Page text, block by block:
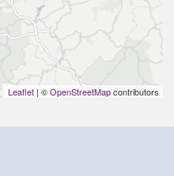
Leaflet | ©OpenStreetMapcontributors